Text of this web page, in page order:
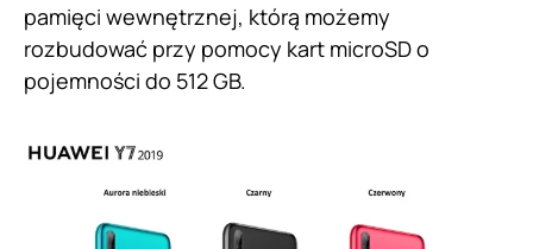
pamięci wewnętrznej, którą możemy
rozbudować przy pomocy kart microSD o
pojemności do 512 GB.